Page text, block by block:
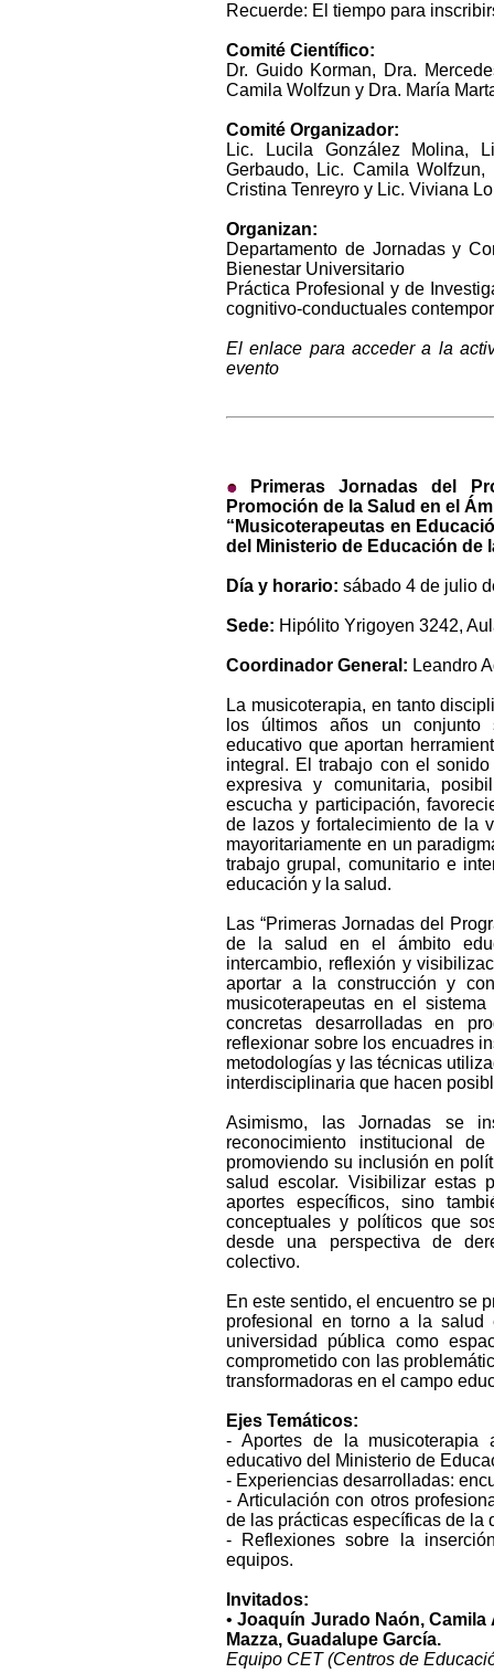
Recuerde: El tiempo para
Comité Científico:
Dr. Guido Korman, Dra.
Camila Wolfzun y Dra. María
Comité Organizador:
Lic. Lucila González Molina,
Gerbaudo, Lic. Camila
Cristina Tenreyro y Lic. Viviana
Organizan:
Departamento de Jornadas y
Bienestar Universitario
Práctica Profesional y de
cognitivo-conductuales
El enlace para acceder a la
evento
Primeras Jornadas del
Promoción de la Salud en el
“Musicoterapeutas en
del Ministerio de Educación de
Día y horario: sábado 4 de julio
Sede: Hipólito Yrigoyen 3242,
Coordinador General: Leandro
La musicoterapia, en tanto
los últimos años un conjunto
educativo que aportan
integral. El trabajo con el
expresiva y comunitaria,
escucha y participación,
de lazos y fortalecimiento de la
mayoritariamente en un
trabajo grupal, comunitario e
educación y la salud.
Las “Primeras Jornadas del
de la salud en el ámbito
intercambio, reflexión y
aportar a la construcción y
musicoterapeutas en el
concretas desarrolladas en
reflexionar sobre los encuadres
metodologías y las técnicas
interdisciplinaria que hacen
Asimismo, las Jornadas se
reconocimiento institucional
promoviendo su inclusión en
salud escolar. Visibilizar estas
aportes específicos, sino
conceptuales y políticos que
desde una perspectiva de
colectivo.
En este sentido, el encuentro se
profesional en torno a la
universidad pública como
comprometido con las
transformadoras en el campo
Ejes Temáticos:
- Aportes de la
educativo del Ministerio de
- Experiencias desarrolladas:
- Articulación con otros
de las prácticas específicas de la
- Reflexiones sobre la
equipos.
Invitados:
•Joaquín Jurado Naón, Camila
Mazza, Guadalupe García.
Equipo CET (Centros de